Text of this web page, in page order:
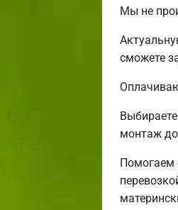
Мы не
сможете
монтаж
Помогаем